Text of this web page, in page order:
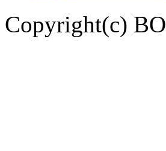
Copyright(c)